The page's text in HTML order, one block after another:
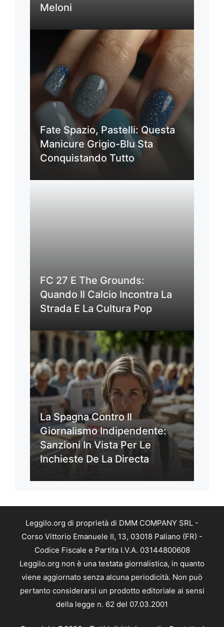
Meloni
Fate Spazio, Pastelli: Questa
Manicure Grigio-Blu Sta
Conquistando Tutto
FC 27 E The Grounds:
Quando Il Calcio Incontra La
Strada E La Cultura Pop
La Spagna Contro Il
Giornalismo Indipendente:
Sanzioni In Vista Per Le
Inchieste De La Directa
Leggilo.org di proprietà di DMM COMPANY SRL -
Corso Vittorio Emanuele II, 13, 03018 Paliano (FR) -
Codice Fiscale e Partita I.V.A. 03144800608
Leggilo.org non è una testata giornalistica, in quanto
viene aggiornato senza alcuna periodicità. Non può
pertanto considerarsi un prodotto editoriale ai sensi
della legge n. 62 del 07.03.2001